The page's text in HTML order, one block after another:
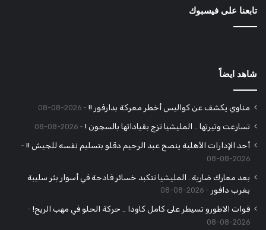
تابعنا على فيسبوك
شاهد ايضاً
مناوي يكشف عن كواليس أخطر معركة بدارفور !! 2026-08-08
تسارعت وتيرتها .. المليشيا تزج بقياداتها بالسجون ! 2026-08-08
أحد الإدارات الأهلية ينصح عبد الرحيم دقلو بتسليم نفسه للجيش !!
2026-08-08
بعد معارك ضارية.. المليشيا تتكبد خسائر فادحة في أسوار بئر سليبة
بغرب دافور
2026-08-08
قوات الاطورو تسيطر على كامل كاودا .. حركة الحلو في مهب الريح!
2026-08-08